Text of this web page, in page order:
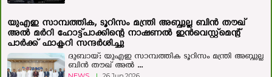
യുഎഇ സാമ്പത്തിക, ടൂറിസം മന്ത്രി അബ്ദുല്ല ബിന്‍ തൗഖ്
അല്‍ മര്‍റി ഹോട്ട്‌പാക്കിന്റെ നാഷണൽ ഇൻവെസ്റ്റ്മെന്റ്
പാർക്ക് ഫാക്ടറി സന്ദർശിച്ചു
ദുബായ്: യുഎഇ സാമ്പത്തിക ടൂറിസം മന്ത്രി അബ്ദുല്ല
ബിന്‍ തൗഖ് അല്‍ ...